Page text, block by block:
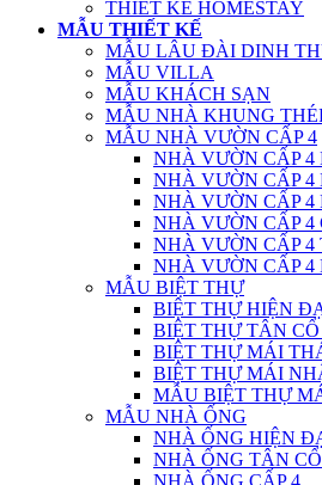
THIẾT KẾ HOMESTAY
MẪU THIẾT KẾ
MẪU LÂU ĐÀI DINH
MẪU VILLA
MẪU KHÁCH SẠN
MẪU NHÀ KHUNG
MẪU NHÀ VƯỜN CẤP 4
NHÀ VƯỜN CẤP 4
NHÀ VƯỜN CẤP
NHÀ VƯỜN CẤP
NHÀ VƯỜN CẤP 4
NHÀ VƯỜN CẤP
NHÀ VƯỜN CẤP
MẪU BIỆT THỰ
BIỆT THỰ HIỆN
BIỆT THỰ TÂN
BIỆT THỰ MÁI
BIỆT THỰ MÁI
MẪU BIỆT THỰ
MẪU NHÀ ỐNG
NHÀ ỐNG HIỆN
NHÀ ỐNG TÂN
NHÀ ỐNG CẤP 4